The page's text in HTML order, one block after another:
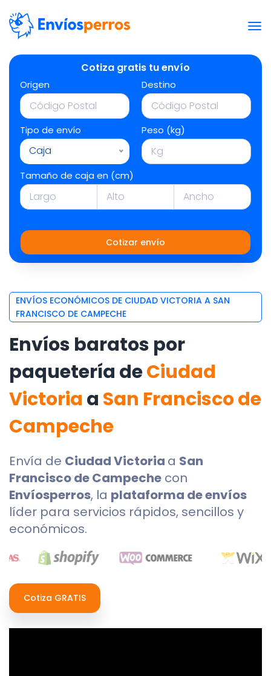
Cotiza gratis tu envío
Origen Destino
Tipo de envío
Caja
Peso (kg)
Tamaño de caja en (cm)
Cotizar envío
ENVÍOS ECONÓMICOS DE CIUDAD VICTORIA A SAN
FRANCISCO DE CAMPECHE
Envíos baratos por
paquetería deCiudad
Victoria a San Francisco de
Campeche
Envía de Ciudad Victoria a San
Francisco de Campeche con
Envíosperros, la plataforma de envíos
líder para servicios rápidos, sencillos y
económicos.
Cotiza GRATIS